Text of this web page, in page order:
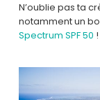
N’oublie pas ta
notamment un
Spectrum SPF 50 !